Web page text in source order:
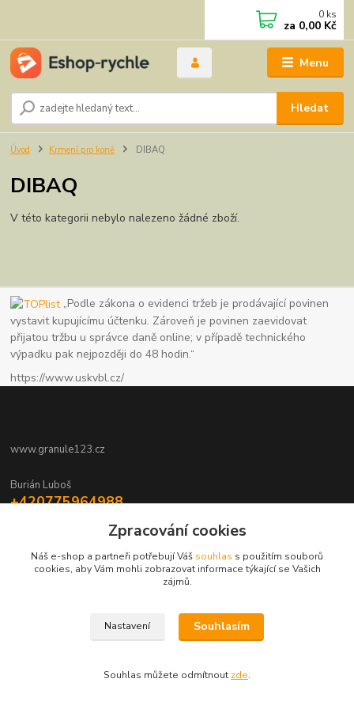
Menu
Hledat
0 ks
za 0,00 Kč
Úvod Krmení pro koně DIBAQ
DIBAQ
V této kategorii nebylo nalezeno žádné zboží.
„Podle zákona o evidenci tržeb je prodávající povinen
vystavit kupujícímu účtenku. Zároveň je povinen zaevidovat
přijatou tržbu u správce daně online; v případě technického
výpadku pak nejpozději do 48 hodin.“
https://www.uskvbl.cz/
www.granule123.cz
Burián Luboš
+420775964988
Eshop-rychle.cz
Zpracování cookies
Náš e-shop a partneři potřebují Váš souhlas s použitím souborů
cookies, aby Vám mohli zobrazovat informace týkající se Vašich
zájmů.
Nastavení Souhlasím
Souhlas můžete odmítnout zde.